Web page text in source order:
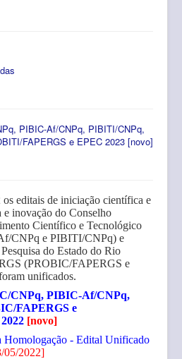
PIBIC-Af/CNPq, PIBITI/CNPq,
FAPERGS e EPEC 2023 [novo]
editais de iniciação científica e
inovação do Conselho
Científico e Tecnológico
CNPq e PIBITI/CNPq) e
do Estado do Rio
(PROBIC/FAPERGS e
unificados.
CNPq, PIBIC-Af/CNPq,
FAPERGS e
[novo]
Homologação - Edital Unificado
05/2022]